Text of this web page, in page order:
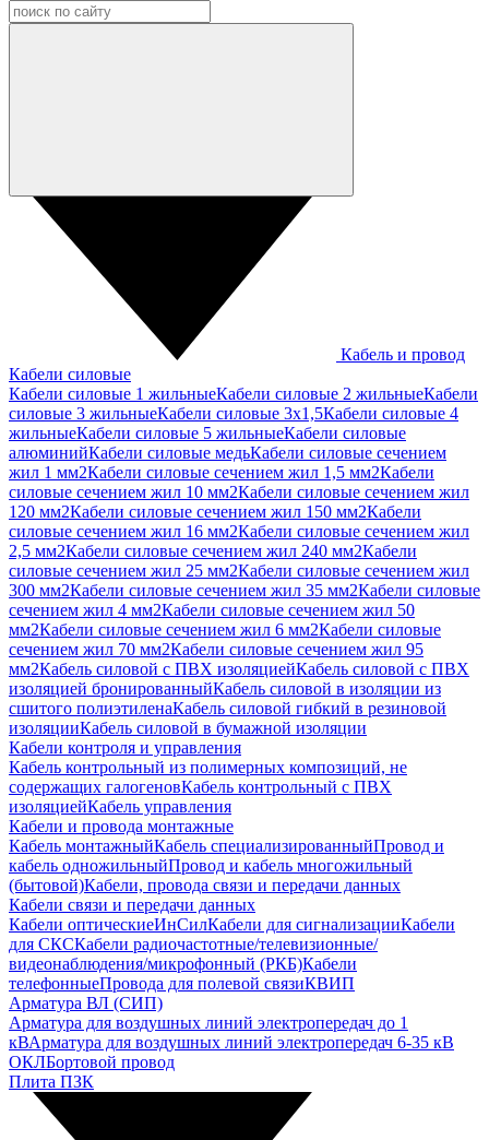
Кабель и провод
Кабели силовые
Кабели силовые 1 жильныеКабели силовые 2 жильныеКабели
силовые 3 жильныеКабели силовые 3х1,5Кабели силовые 4
жильныеКабели силовые 5 жильныеКабели силовые
алюминийКабели силовые медьКабели силовые сечением
жил 1 мм2Кабели силовые сечением жил 1,5 мм2Кабели
силовые сечением жил 10 мм2Кабели силовые сечением жил
120 мм2Кабели силовые сечением жил 150 мм2Кабели
силовые сечением жил 16 мм2Кабели силовые сечением жил
2,5 мм2Кабели силовые сечением жил 240 мм2Кабели
силовые сечением жил 25 мм2Кабели силовые сечением жил
300 мм2Кабели силовые сечением жил 35 мм2Кабели силовые
сечением жил 4 мм2Кабели силовые сечением жил 50
мм2Кабели силовые сечением жил 6 мм2Кабели силовые
сечением жил 70 мм2Кабели силовые сечением жил 95
мм2Кабель силовой с ПВХ изоляциейКабель силовой с ПВХ
изоляцией бронированныйКабель силовой в изоляции из
сшитого полиэтиленаКабель силовой гибкий в резиновой
изоляцииКабель силовой в бумажной изоляции
Кабели контроля и управления
Кабель контрольный из полимерных композиций, не
содержащих галогеновКабель контрольный с ПВХ
изоляциейКабель управления
Кабели и провода монтажные
Кабель монтажныйКабель специализированныйПровод и
кабель одножильныйПровод и кабель многожильный
(бытовой)Кабели, провода связи и передачи данных
Кабели связи и передачи данных
Кабели оптическиеИнСилКабели для сигнализацииКабели
для СКСКабели радиочастотные/телевизионные/
видеонаблюдения/микрофонный (РКБ)Кабели
телефонныеПровода для полевой связиКВИП
Арматура ВЛ (СИП)
Арматура для воздушных линий электропередач до 1
кВАрматура для воздушных линий электропередач 6-35 кВ
ОКЛБортовой провод
Плита ПЗК